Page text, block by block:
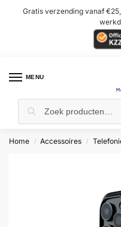
Gratis verzending vanaf
MENU
Home / Accessoires /